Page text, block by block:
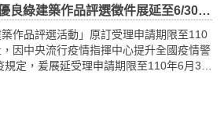
場）呂文弘簡任研究員（第二場）
築評估系統-水資源及水循環系統設計李孟
：00中午用餐13：0014：40綠建築評估系
振誠副教授100min14：4014：50休息時
估系統-綠建築設計導覽解說技巧陳海曙
示範基地暨低碳觀光綠建築知性之旅
$11,500元 (2人一間)；每人$10,900元
(4人一間)；單人住宿每人$13,900元(單
安排) (嘉義高鐵站集合出發)※12月30日~
元(費用包含: 7~9人座小巴.兩晚住宿(2
式房).七餐含部落特色餐.烘豆體驗.部落導
等) (※高鐵車票請自理)※秘密遊民宿(2大
建築作品評選徵件展延至6/30（三）下午5整
品評選活動」原訂受理申請期限至110
因中央流行疫情指揮中心提升全國疫情警
定，爰展延受理申請期限至110年6月30
訊請參照附件「優良綠建築評選計畫徵